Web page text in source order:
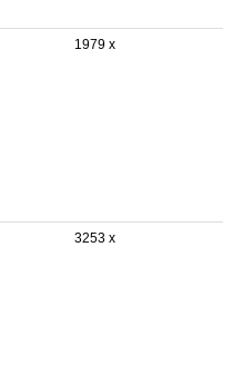
1979 x
3253 x